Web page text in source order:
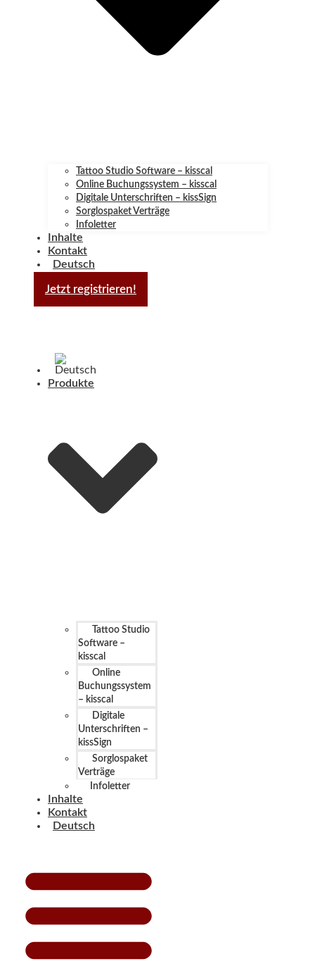
Tattoo Studio Software – kisscal
Online Buchungssystem – kisscal
Digitale Unterschriften – kissSign
Sorglospaket Verträge
Infoletter
Inhalte
Kontakt
Deutsch
Jetzt registrieren!
Produkte
Tattoo Studio
Software –
kisscal
Online
Buchungssystem
– kisscal
Digitale
Unterschriften –
kissSign
Sorglospaket
Verträge
Infoletter
Inhalte
Kontakt
Deutsch